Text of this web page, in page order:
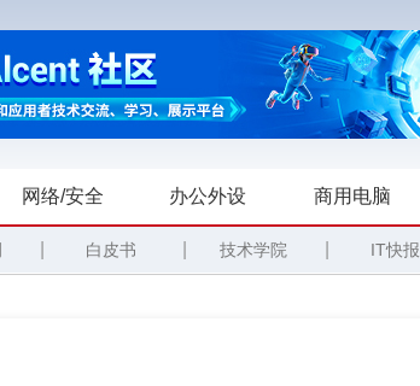
网络/安全 办公外设 商用电脑
白皮书 技术学院 IT快报